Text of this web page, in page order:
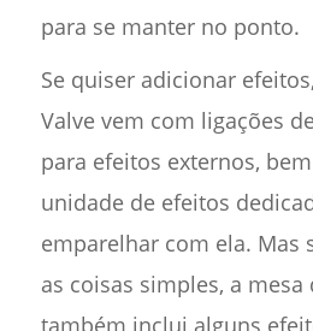
para se manter no ponto.
Se quiser adicionar
Valve vem com ligações
para efeitos externos,
unidade de efeitos
emparelhar com ela. Mas
as coisas simples, a